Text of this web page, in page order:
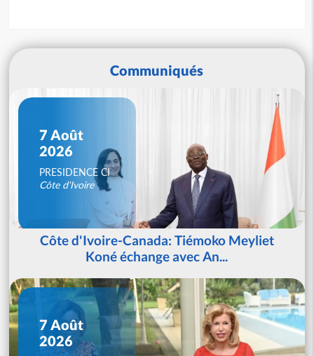
Communiqués
7 Août
2026
PRESIDENCE CI
Côte d'Ivoire
Côte d'Ivoire-Canada: Tiémoko Meyliet
Koné échange avec An...
7 Août
2026